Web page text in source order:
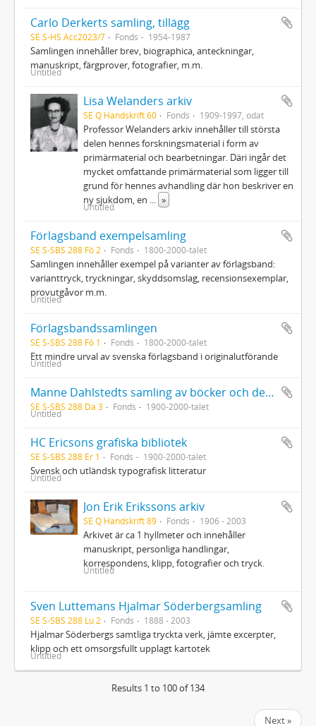
Carlo Derkerts samling, tillägg
SE S-HS Acc2023/7 Fonds 1954-1987
Samlingen innehåller brev, biographica, anteckningar,
manuskript, färgprover, fotografier, m.m.
Untitled
Lisa Welanders arkiv
SE Q Handskrift 60 Fonds 1909-1997, odat
Professor Welanders arkiv innehåller till största
delen hennes forskningsmaterial i form av
primärmaterial och bearbetningar. Däri ingår det
mycket omfattande primärmaterial som ligger till
grund för hennes avhandling där hon beskriver en
ny sjukdom, en
»
Untitled
Förlagsband exempelsamling
SE S-SBS 288 Fö 2 Fonds 1800-2000-talet
Samlingen innehåller exempel på varianter av förlagsband:
varianttryck, tryckningar, skyddsomslag, recensionsexemplar,
provutgåvor m.m.
Untitled
Förlagsbandssamlingen
SE S-SBS 288 Fö 1 Fonds 1800-2000-talet
Ett mindre urval av svenska förlagsband i originalutförande
Untitled
Manne Dahlstedts samling av böcker och dekorerade papper
SE S-SBS 288 Da 3 Fonds 1900-2000-talet
Untitled
HC Ericsons grafiska bibliotek
SE S-SBS 288 Er 1 Fonds 1900-2000-talet
Svensk och utländsk typografisk litteratur
Untitled
Jon Erik Erikssons arkiv
SE Q Handskrift 89 Fonds 1906 - 2003
Arkivet är ca 1 hyllmeter och innehåller
manuskript, personliga handlingar,
korrespondens, klipp, fotografier och tryck.
Untitled
Sven Luttemans Hjalmar Söderbergsamling
SE S-SBS 288 Lu 2 Fonds 1888 - 2003
Hjalmar Söderbergs samtliga tryckta verk, jämte excerpter,
klipp och ett omsorgsfullt upplagt kartotek
Untitled
Results 1 to 100 of 134
Next »